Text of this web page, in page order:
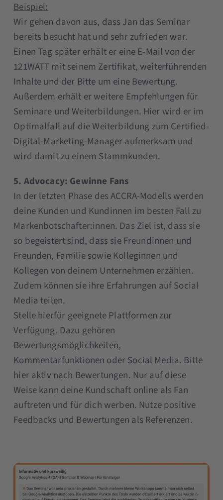
Beispiel:
Wir gehen davon aus, dass Jan das Seminar
bereits besucht hat und sehr zufrieden war.
Einen Tag später erhält er eine E-Mail von der
121WATT mit seinem Zertifikat, weiterführenden
Inhalte und der Bitte um eine Bewertung.
Außerdem erhält er weitere Empfehlungen für
Seminare und Weiterbildungen. Hier wird er im
Optimalfall auf die Weiterbildung zum Certified-
Digital-Marketing-Manager aufmerksam und
wird damit zu einem Stammkunden.
5. Advocacy: Gewinne Fans
In der letzten Phase des ACCRA-Modells werden
deine Kunden und Kundinnen im besten Fall zu
Markenbotschafter:innen. Das Ziel ist, dass sie
so begeistert sind, dass sie Freundinnen und
Freunden, Familie sowie Kolleginnen und
Kollegen von deinem Unternehmen erzählen.
Zudem können sie ihre Erfahrungen auf Social
Media teilen.
Stelle hierfür geeignete Plattformen zur
Verfügung. Dazu gehören
Bewertungsmöglichkeiten,
Kommentarfunktionen oder Social Media. Bitte
hier aktiv nach Bewertungen. Nur auf diese
Weise kann deine Kundschaft online als Fan
auftreten und für dich werben. Nutze positive
Feedbacks und Bewertungen als Referenzen.